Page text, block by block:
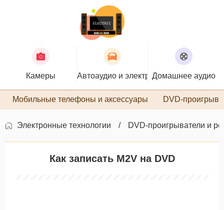
Камеры Автоаудио и электроникаДомашнее аудио
Мобильные телефоны и аксессуары DVD-
Электронные технологии DVD-проигрыватели и
Как записать M2V на DVD